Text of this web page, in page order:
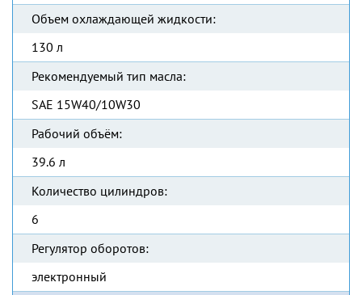
Объем охлаждающей жидкости:
130 л
Рекомендуемый тип масла:
SAE 15W40/10W30
Рабочий объём:
39.6 л
Количество цилиндров:
6
Регулятор оборотов:
электронный